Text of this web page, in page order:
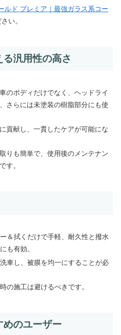
ルド プレミア｜最強ガラス系コー
い。
汎用性の高さ
のボディだけでなく、ヘッドライ
さらには未塗装の樹脂部分にも使
貢献し、一貫したケアが可能にな
りも簡単で、使用後のメンテナン
す。
＆拭くだけで手軽、耐久性と撥水
も有効。
車し、被膜を均一にすることが必
の施工は避けるべきです。
めのユーザー